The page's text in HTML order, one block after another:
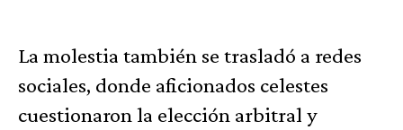
La molestia también se trasladó a redes
sociales, donde aficionados celestes
cuestionaron la elección arbitral y